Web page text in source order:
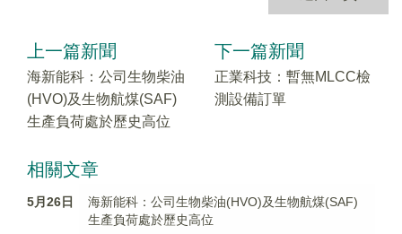
上一篇新聞
海新能科：公司生物柴油
(HVO)及生物航煤(SAF)
生產負荷處於歷史高位
下一篇新聞
正業科技：暫無MLCC檢
測設備訂單
相關文章
5月26日
海新能科：公司生物柴油(HVO)及生物航煤(SAF)
生產負荷處於歷史高位